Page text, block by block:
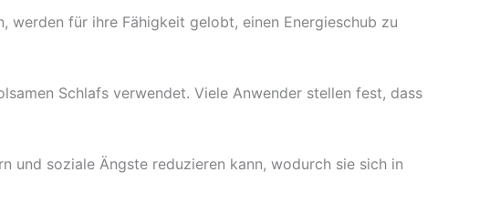
werden für ihre Fähigkeit gelobt, einen Energieschub zu
Schlafs verwendet. Viele Anwender stellen fest, dass
und soziale Ängste reduzieren kann, wodurch sie sich in